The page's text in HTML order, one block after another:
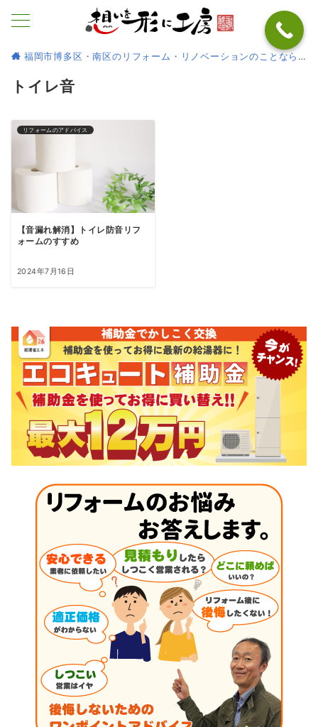
福岡市博多区・南区のリフォーム・リノベーションのことなら
トイレ音
リフォームのアドバイス
【音漏れ解消】トイレ防音リフ
ォームのすすめ
2024年7月16日